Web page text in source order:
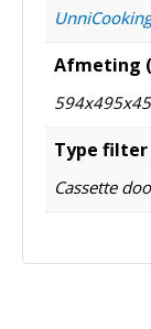
UnniCooking
Afmeting
594x495x45
Type filter
Cassette